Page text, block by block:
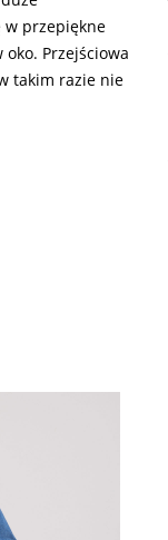
w przepiękne
Przejściowa
takim razie nie